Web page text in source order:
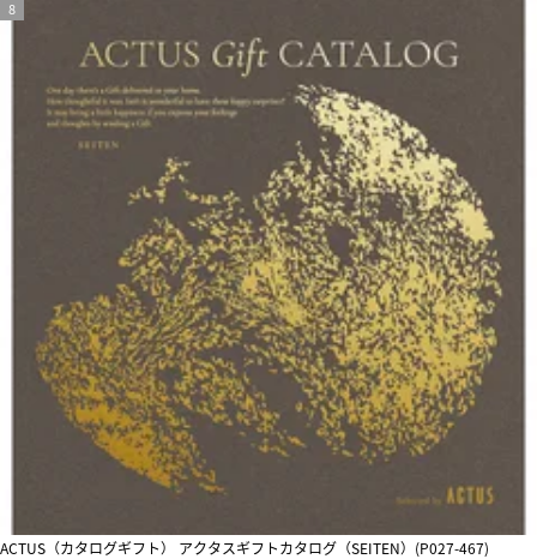
ACTUS（カタログギフト） アクタスギフトカタログ（SEITEN）(P027-467)